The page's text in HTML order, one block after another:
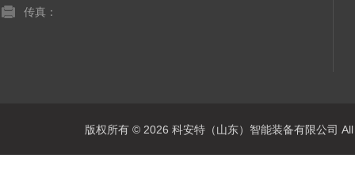
传真：
版权所有 © 2026 科安特（山东）智能装备有限公